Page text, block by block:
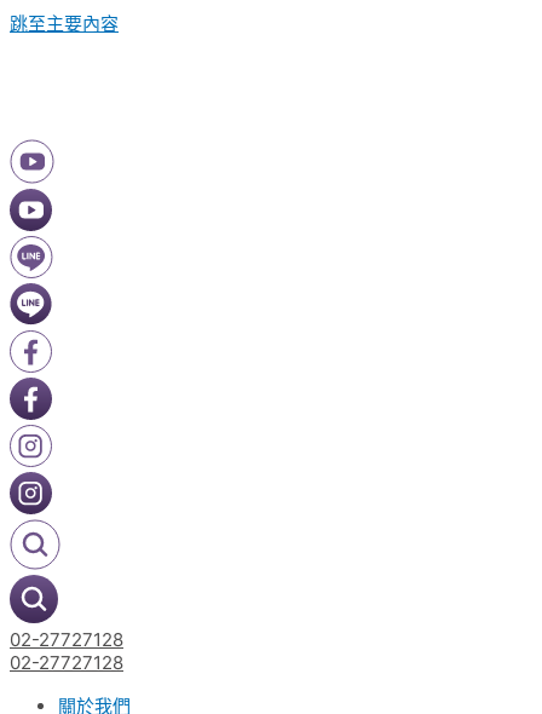
跳至主要內容
02-27727128
02-27727128
關於我們